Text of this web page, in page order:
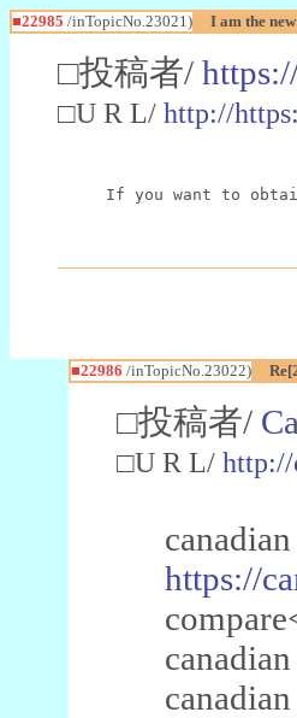
■22985 /inTopicNo.23021) I am the
□投稿者/
□U R L/ http://
If you want to
■22986 /inTopicNo.23022)
□投稿者/
□U R L/
https://